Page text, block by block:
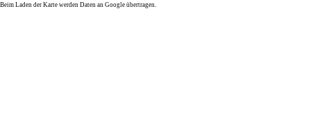
Beim Laden der Karte werden Daten an Google übertragen.